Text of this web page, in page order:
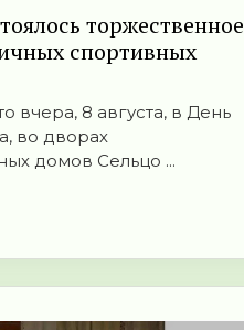
торжественное
спортивных
вчера, 8 августа, в День
во дворах
домов Сельцо ...